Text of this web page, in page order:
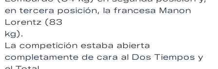
en tercera posición, la francesa Manon
Lorentz (83
kg).
La competición estaba abierta
completamente de cara al Dos Tiempos y